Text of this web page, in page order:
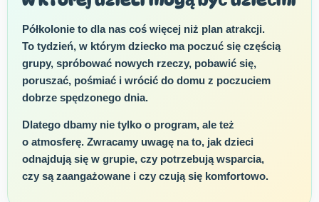
Półkolonie to dla nas coś więcej niż plan atrakcji.
To tydzień, w którym dziecko ma poczuć się częścią
grupy, spróbować nowych rzeczy, pobawić się,
poruszać, pośmiać i wrócić do domu z poczuciem
dobrze spędzonego dnia.
Dlatego dbamy nie tylko o program, ale też
o atmosferę. Zwracamy uwagę na to, jak dzieci
odnajdują się w grupie, czy potrzebują wsparcia,
czy są zaangażowane i czy czują się komfortowo.